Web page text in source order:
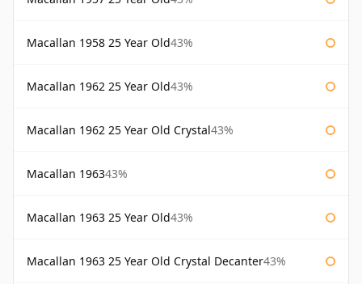
Macallan 1958 25 Year Old43%
Macallan 1962 25 Year Old43%
Macallan 1962 25 Year Old Crystal43%
Macallan 196343%
Macallan 1963 25 Year Old43%
Macallan 1963 25 Year Old Crystal Decanter43%